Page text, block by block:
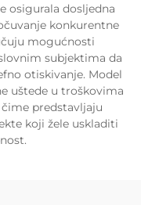
osigurala dosljedna
konkurentne
mogućnosti
subjektima da
otiskivanje. Model
uštede u troškovima
predstavljaju
koji žele uskladiti